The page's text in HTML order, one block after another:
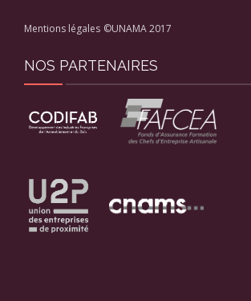
Mentions légales ©UNAMA 2017
NOS PARTENAIRES